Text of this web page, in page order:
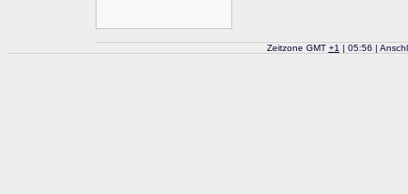
Zeitzone GMT +1 | 05:56 |